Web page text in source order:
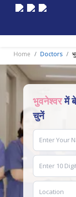
Home Doctors
भुवनेश्वरमें
चुनें